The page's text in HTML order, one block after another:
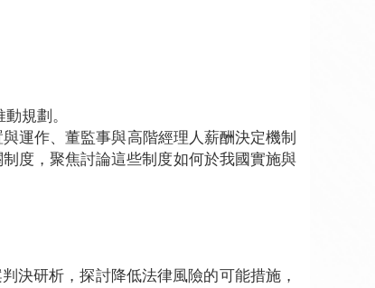
規劃。
運作、董監事與高階經理人薪酬決定機制
度，聚焦討論這些制度如何於我國實施與
決研析，探討降低法律風險的可能措施，